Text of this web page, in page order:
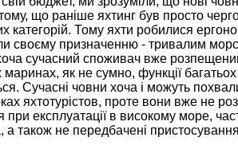
що раніше яхтинг був просто
категорій. Тому яхти робилися
своєму призначенню - тривалим
сучасний споживач вже
як не сумно, функції
Сучасні човни хоча і можуть
яхтотурістов, проте вони вже не
при експлуатації в високому море,
а також не передбачені